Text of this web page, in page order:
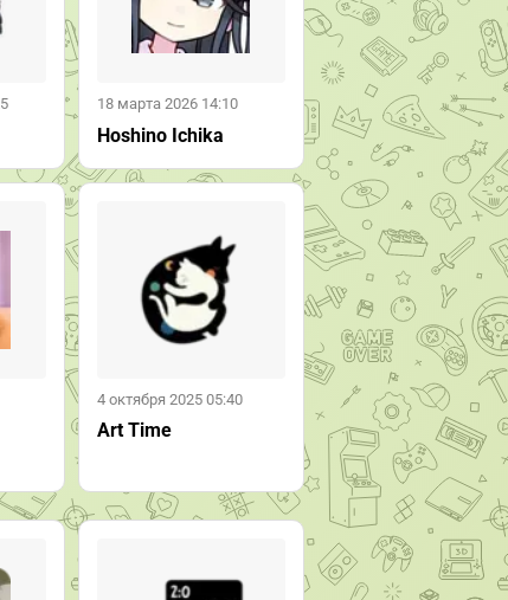
18 марта 2026 14:10
Hoshino Ichika
4 октября 2025 05:40
Art Time